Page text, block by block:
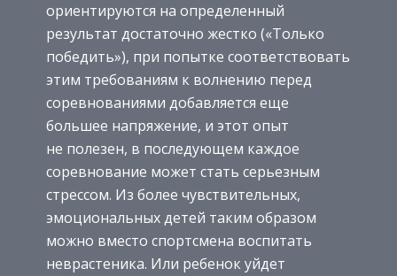
ориентируются на определенный
результат достаточно жестко («Только
победить»), при попытке соответствовать
этим требованиям к волнению перед
соревнованиями добавляется еще
большее напряжение, и этот опыт
не полезен, в последующем каждое
соревнование может стать серьезным
стрессом. Из более чувствительных,
эмоциональных детей таким образом
можно вместо спортсмена воспитать
неврастеника. Или ребенок уйдет